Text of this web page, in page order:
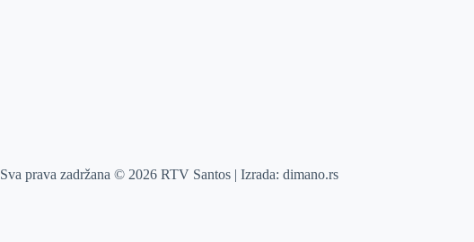
Sva prava zadržana © 2026 RTV Santos | Izrada:dimano.rs